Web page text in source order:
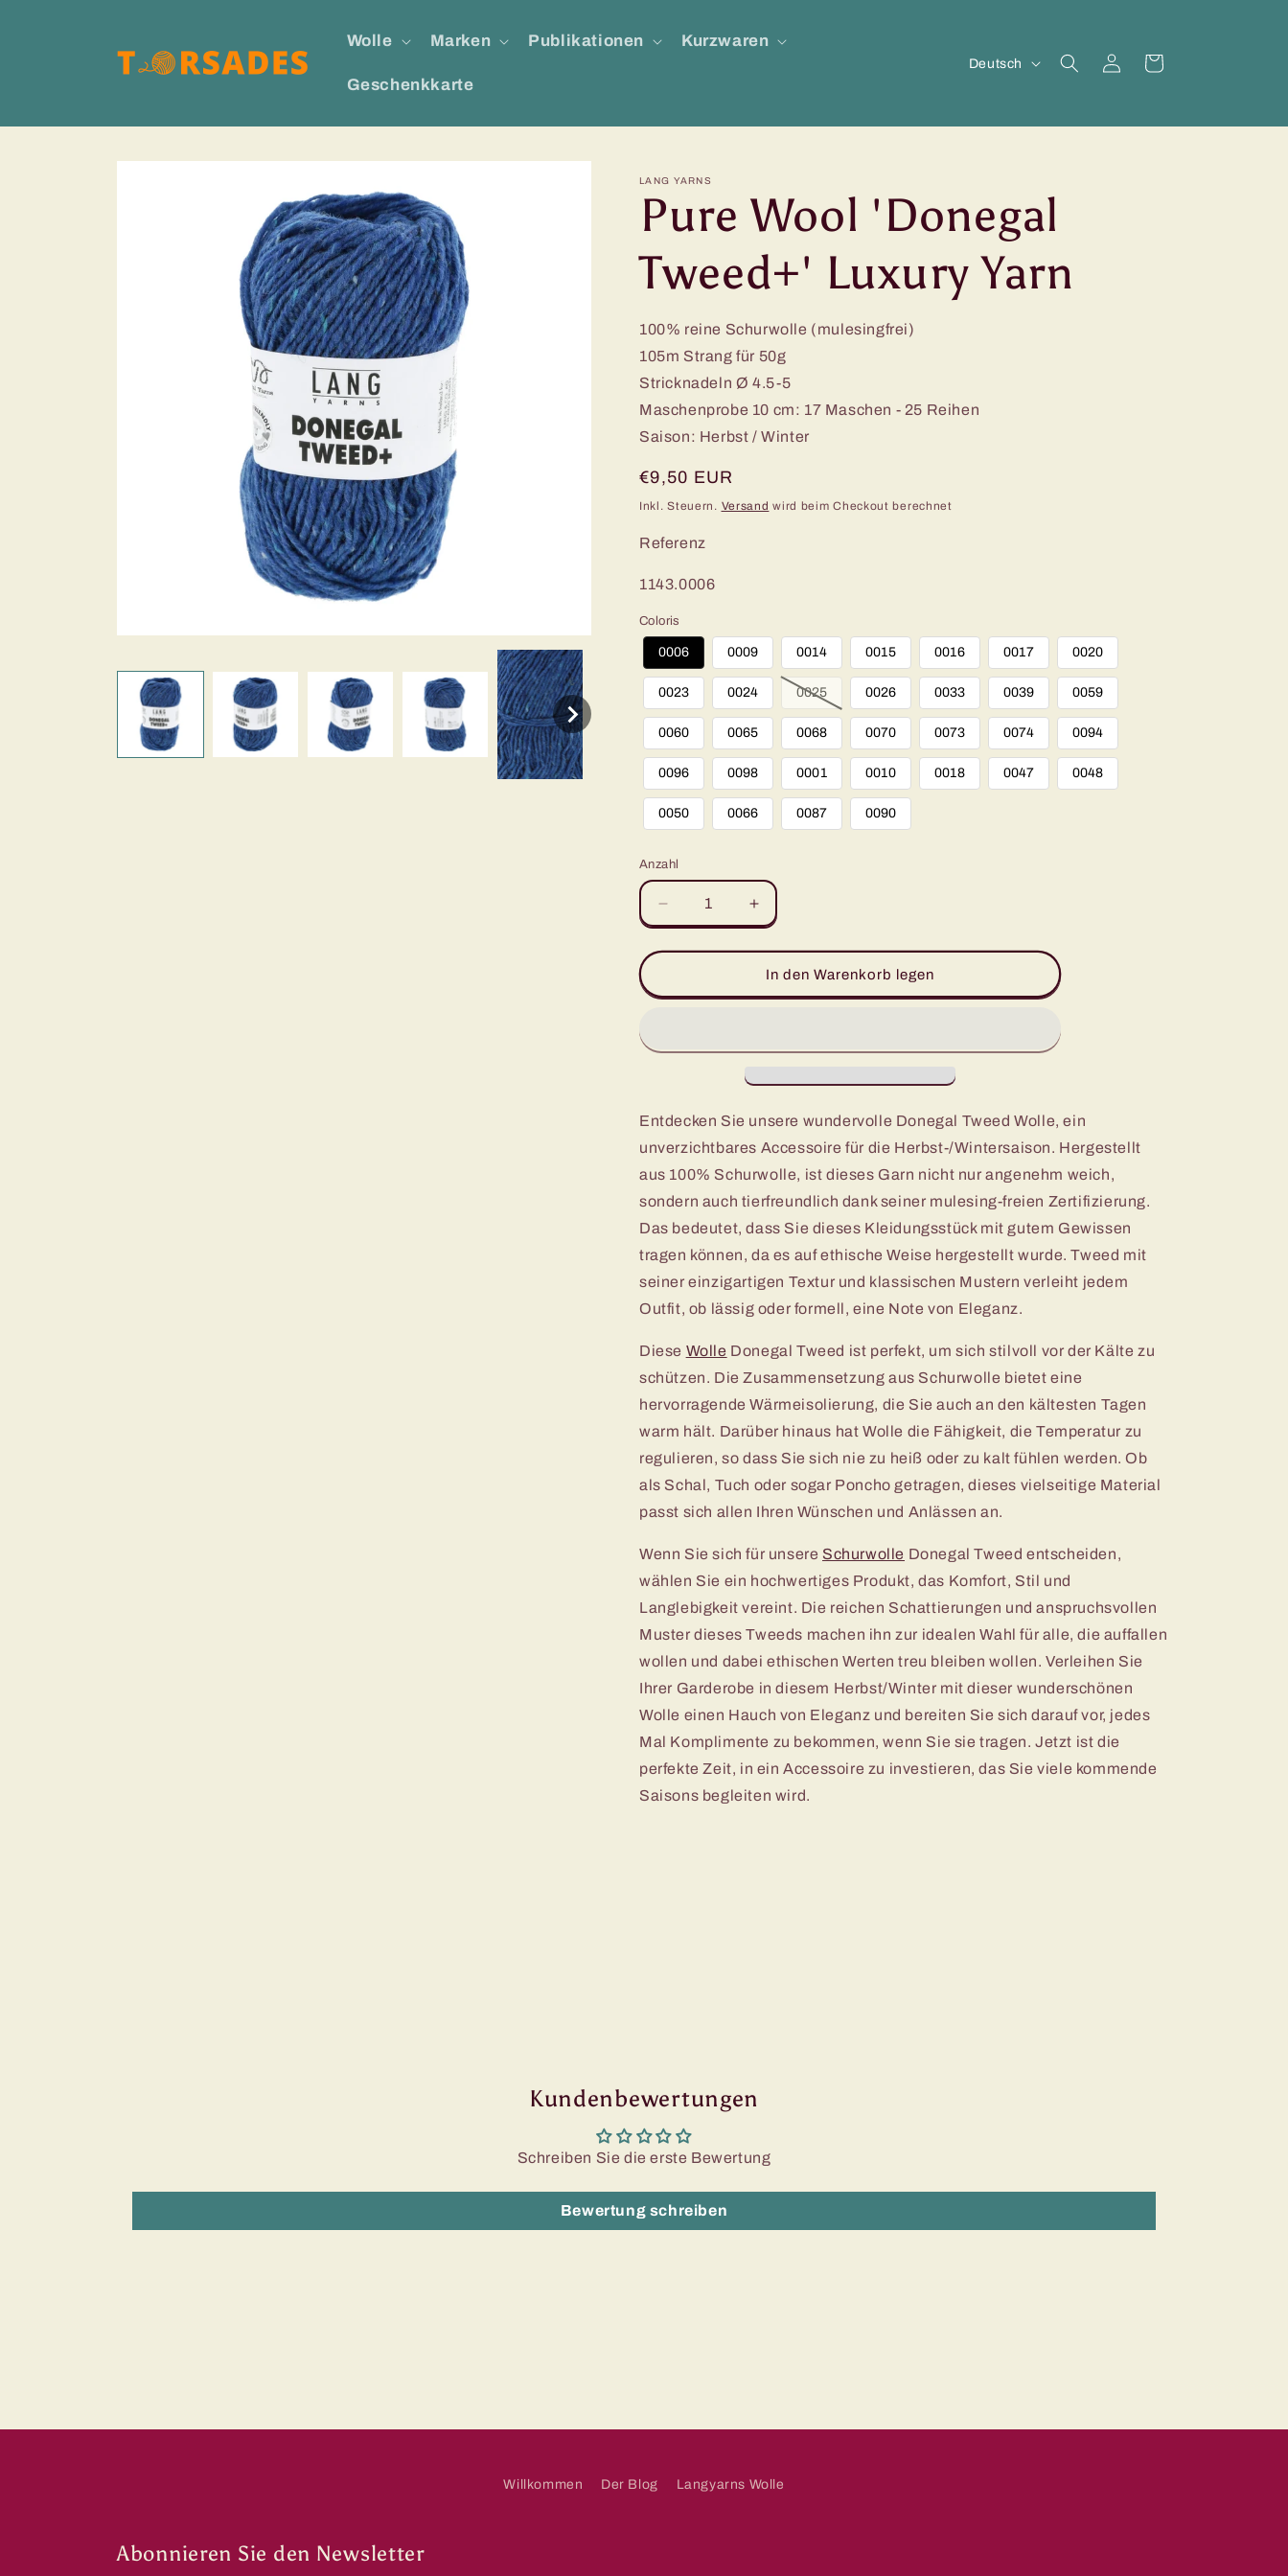
Wolle Marken Publikationen Kurzwaren
Geschenkkarte
S
r
h
e
Deutsch EinloggenWarenkorb
LANG YARNS
Pure Wool 'Donegal
Tweed+' Luxury Yarn
100% reine Schurwolle (mulesingfrei)
105m Strang für 50g
Stricknadeln Ø 4.5-5
Maschenprobe 10 cm: 17 Maschen - 25 Reihen
Saison: Herbst / Winter
Normaler
Preis
€9,50 EUR
Inkl. Steuern. Versand wird beim Checkout berechnet
Referenz
SKU:
1143.0006
Coloris
0006 0009 0014 0015 0016 0017 0020
0023 0024 0025 0026 0033 0039 0059
0060 0065 0068 0070 0073 0074 0094
0096 0098 0001 0010 0018 0047 0048
0050 0066 0087 0090
Anzahl
Verringere
die
Menge
Pure
Tweed+&#39;
Erhöhe
die
Menge
für
Pure
Tweed+&#39;
In den Warenkorb legen
Entdecken Sie unsere wundervolle Donegal Tweed Wolle, ein
unverzichtbares Accessoire für die Herbst-/Wintersaison. Hergestellt
aus 100% Schurwolle, ist dieses Garn nicht nur angenehm weich,
sondern auch tierfreundlich dank seiner mulesing-freien Zertifizierung.
Das bedeutet, dass Sie dieses Kleidungsstück mit gutem Gewissen
tragen können, da es auf ethische Weise hergestellt wurde. Tweed mit
seiner einzigartigen Textur und klassischen Mustern verleiht jedem
Outfit, ob lässig oder formell, eine Note von Eleganz.
Diese Wolle Donegal Tweed ist perfekt, um sich stilvoll vor der Kälte zu
schützen. Die Zusammensetzung aus Schurwolle bietet eine
hervorragende Wärmeisolierung, die Sie auch an den kältesten Tagen
warm hält. Darüber hinaus hat Wolle die Fähigkeit, die Temperatur zu
regulieren, so dass Sie sich nie zu heiß oder zu kalt fühlen werden. Ob
als Schal, Tuch oder sogar Poncho getragen, dieses vielseitige Material
passt sich allen Ihren Wünschen und Anlässen an.
Wenn Sie sich für unsere Schurwolle Donegal Tweed entscheiden,
wählen Sie ein hochwertiges Produkt, das Komfort, Stil und
Langlebigkeit vereint. Die reichen Schattierungen und anspruchsvollen
Muster dieses Tweeds machen ihn zur idealen Wahl für alle, die auffallen
wollen und dabei ethischen Werten treu bleiben wollen. Verleihen Sie
Ihrer Garderobe in diesem Herbst/Winter mit dieser wunderschönen
Wolle einen Hauch von Eleganz und bereiten Sie sich darauf vor, jedes
Mal Komplimente zu bekommen, wenn Sie sie tragen. Jetzt ist die
perfekte Zeit, in ein Accessoire zu investieren, das Sie viele kommende
Saisons begleiten wird.
Kundenbewertungen
Schreiben Sie die erste Bewertung
Bewertung schreiben
Willkommen Der Blog Langyarns Wolle
Abonnieren Sie den Newsletter